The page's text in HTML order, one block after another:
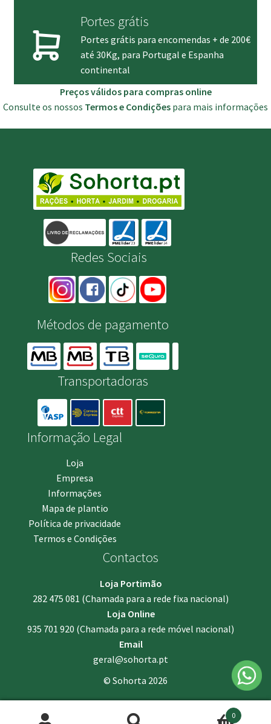
Portes grátis
Portes grátis para encomendas + de 200€
até 30Kg, para Portugal e Espanha
continental
Preços válidos para compras online
Consulte os nossos Termos e Condições para mais informações
Redes Sociais
Métodos de pagamento
Transportadoras
Informação Legal
Loja
Empresa
Informações
Mapa de plantio
Política de privacidade
Termos e Condições
Contactos
Loja Portimão
282 475 081 (Chamada para a rede fixa nacional)
Loja Online
935 701 920 (Chamada para a rede móvel nacional)
Email
geral@sohorta.pt
© Sohorta 2026
0